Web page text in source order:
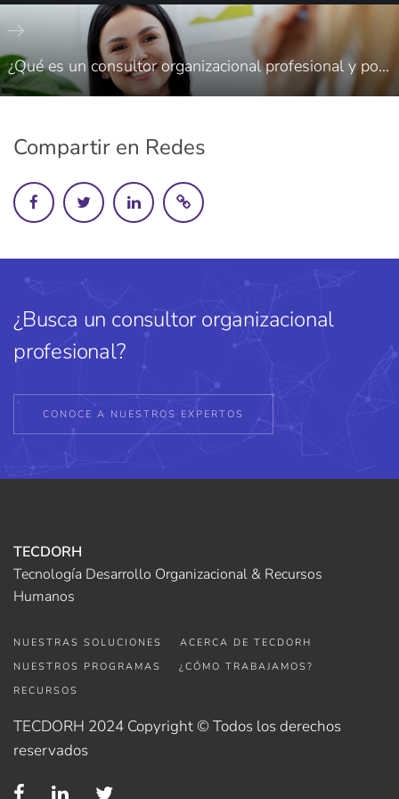
¿Qué es un consultor organizacional profesional y por qué es importante para la industria en Saltillo?
Compartir en Redes
¿Busca un consultor organizacional
profesional?
CONOCE A NUESTROS EXPERTOS
TECDORH
Tecnología Desarrollo Organizacional & Recursos
Humanos
NUESTRAS SOLUCIONES
ACERCA DE TECDORH
NUESTROS PROGRAMAS
¿CÓMO TRABAJAMOS?
RECURSOS
TECDORH 2024 Copyright © Todos los derechos
reservados